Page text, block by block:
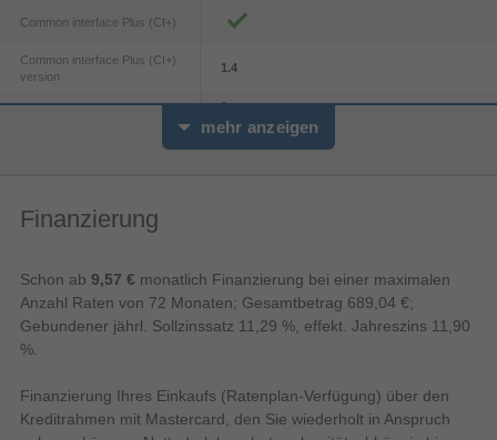
Samsung Knox Security
Eins ist sicher: deine Privatsphäre auf Samsung
Passwörter, werden durch mehrere Soft- und
Hardware-Maßnahmen geschützt. Außerdem
Common interface Plus (CI+)
Common interface Plus (CI+)
version
1.4
Anzahl HDMI-Anschlüsse 3
Verbesserter Audio-Rückkanal
Audio-Vorwahldeskriptor
Adaptiver Klang
Bildschirm
mehr anzeigen
Finanzierung
Schon ab 9,57 € monatlich Finanzierung bei einer maximalen
Anzahl Raten von 72 Monaten; Gesamtbetrag 689,04 €;
Gebundener jährl. Sollzinssatz 11,29 %, effekt. Jahreszins 11,90
%.
Finanzierung Ihres Einkaufs (Ratenplan-Verfügung) über den
Kreditrahmen mit Mastercard, den Sie wiederholt in Anspruch